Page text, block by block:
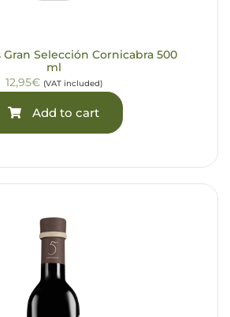
Selección Cornicabra 500
ml
12,95€ (VAT included)
Add to cart